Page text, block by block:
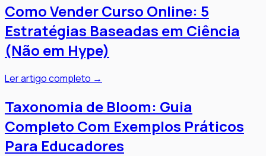
Como Vender Curso Online: 5
Estratégias Baseadas em Ciência
(Não em Hype)
Ler artigo completo →
Taxonomia de Bloom: Guia
Completo Com Exemplos Práticos
Para Educadores